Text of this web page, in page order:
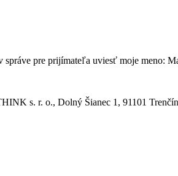
pre prijímateľa uviesť moje meno:
s. r. o., Dolný Šianec 1, 91101